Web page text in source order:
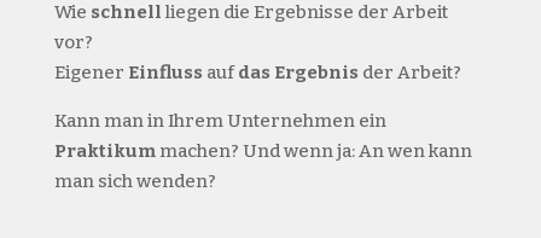
Wie schnell liegen die Ergebnisse der Arbeit
vor?
Eigener Einfluss aufdas Ergebnis der Arbeit?
Kann man in Ihrem Unternehmen ein
Praktikummachen? Und wenn ja: An wen kann
man sich wenden?